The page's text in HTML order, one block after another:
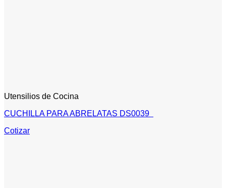
Utensilios de Cocina
CUCHILLA PARA ABRELATAS DS0039
Cotizar